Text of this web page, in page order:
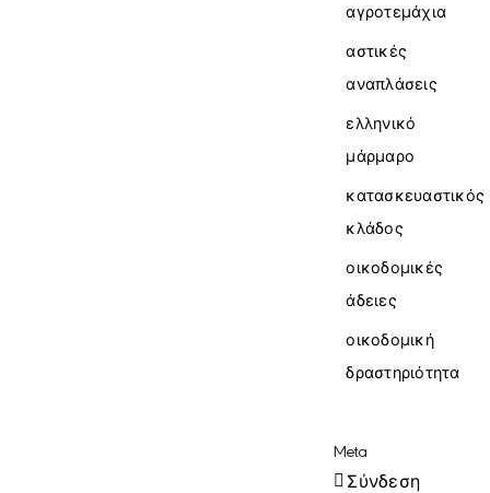
αγροτεμάχια
αστικές
αναπλάσεις
ελληνικό
μάρμαρο
κατασκευαστικός
κλάδος
οικοδομικές
άδειες
οικοδομική
δραστηριότητα
Meta
Σύνδεση